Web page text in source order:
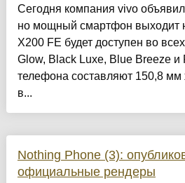
Сегодня компания vivo
но мощный смартфон выходит
X200 FE будет доступен во
Glow, Black Luxe, Blue Breeze
телефона составляют 150,8
в...
Nothing Phone (3):
официальные рендеры